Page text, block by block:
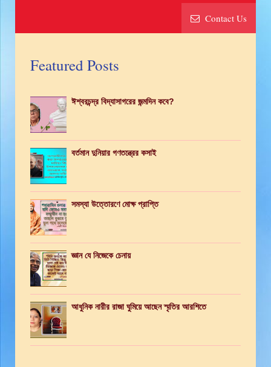
Contact Us
Featured Posts
ঈশ্বরচন্দ্র বিদ্যাসাগরের জন্মদিন কবে?
বর্তমান দুনিয়ার গণতন্ত্রের কসাই
সমস্যা উত্তোরণে মোক্ষ প্রাপ্তি
জ্ঞান যে নিজেকে চেনায়
আধুনিক নারীর রাজা ঘুমিয়ে আছেন স্মৃতির আরশিতে